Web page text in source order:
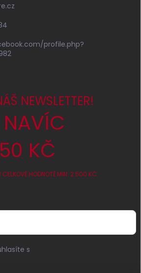
profile.php?
NEWSLETTER!
NAVÍC
KČ
CELKOVÉ HODNOTĚ MIN. 2 500 KČ
s